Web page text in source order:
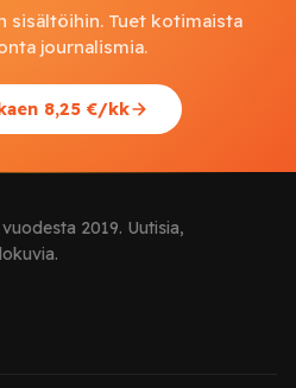
sisältöihin. Tuet kotimaista
journalismia.
8,25 €/kk
2019. Uutisia,